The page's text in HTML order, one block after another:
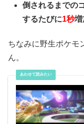
倒されるまでの
するたびに1秒増
ちなみに野生ポケモ
ん。